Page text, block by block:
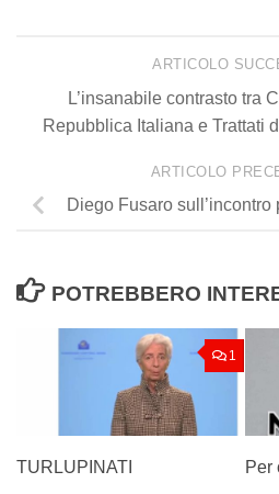
ARTICOLO
L’insanabile contrasto tra
Repubblica Italiana e Trattati
ARTICOLO
Diego Fusaro sull’incontro
POTREBBERO
1
TURLUPINATI Per